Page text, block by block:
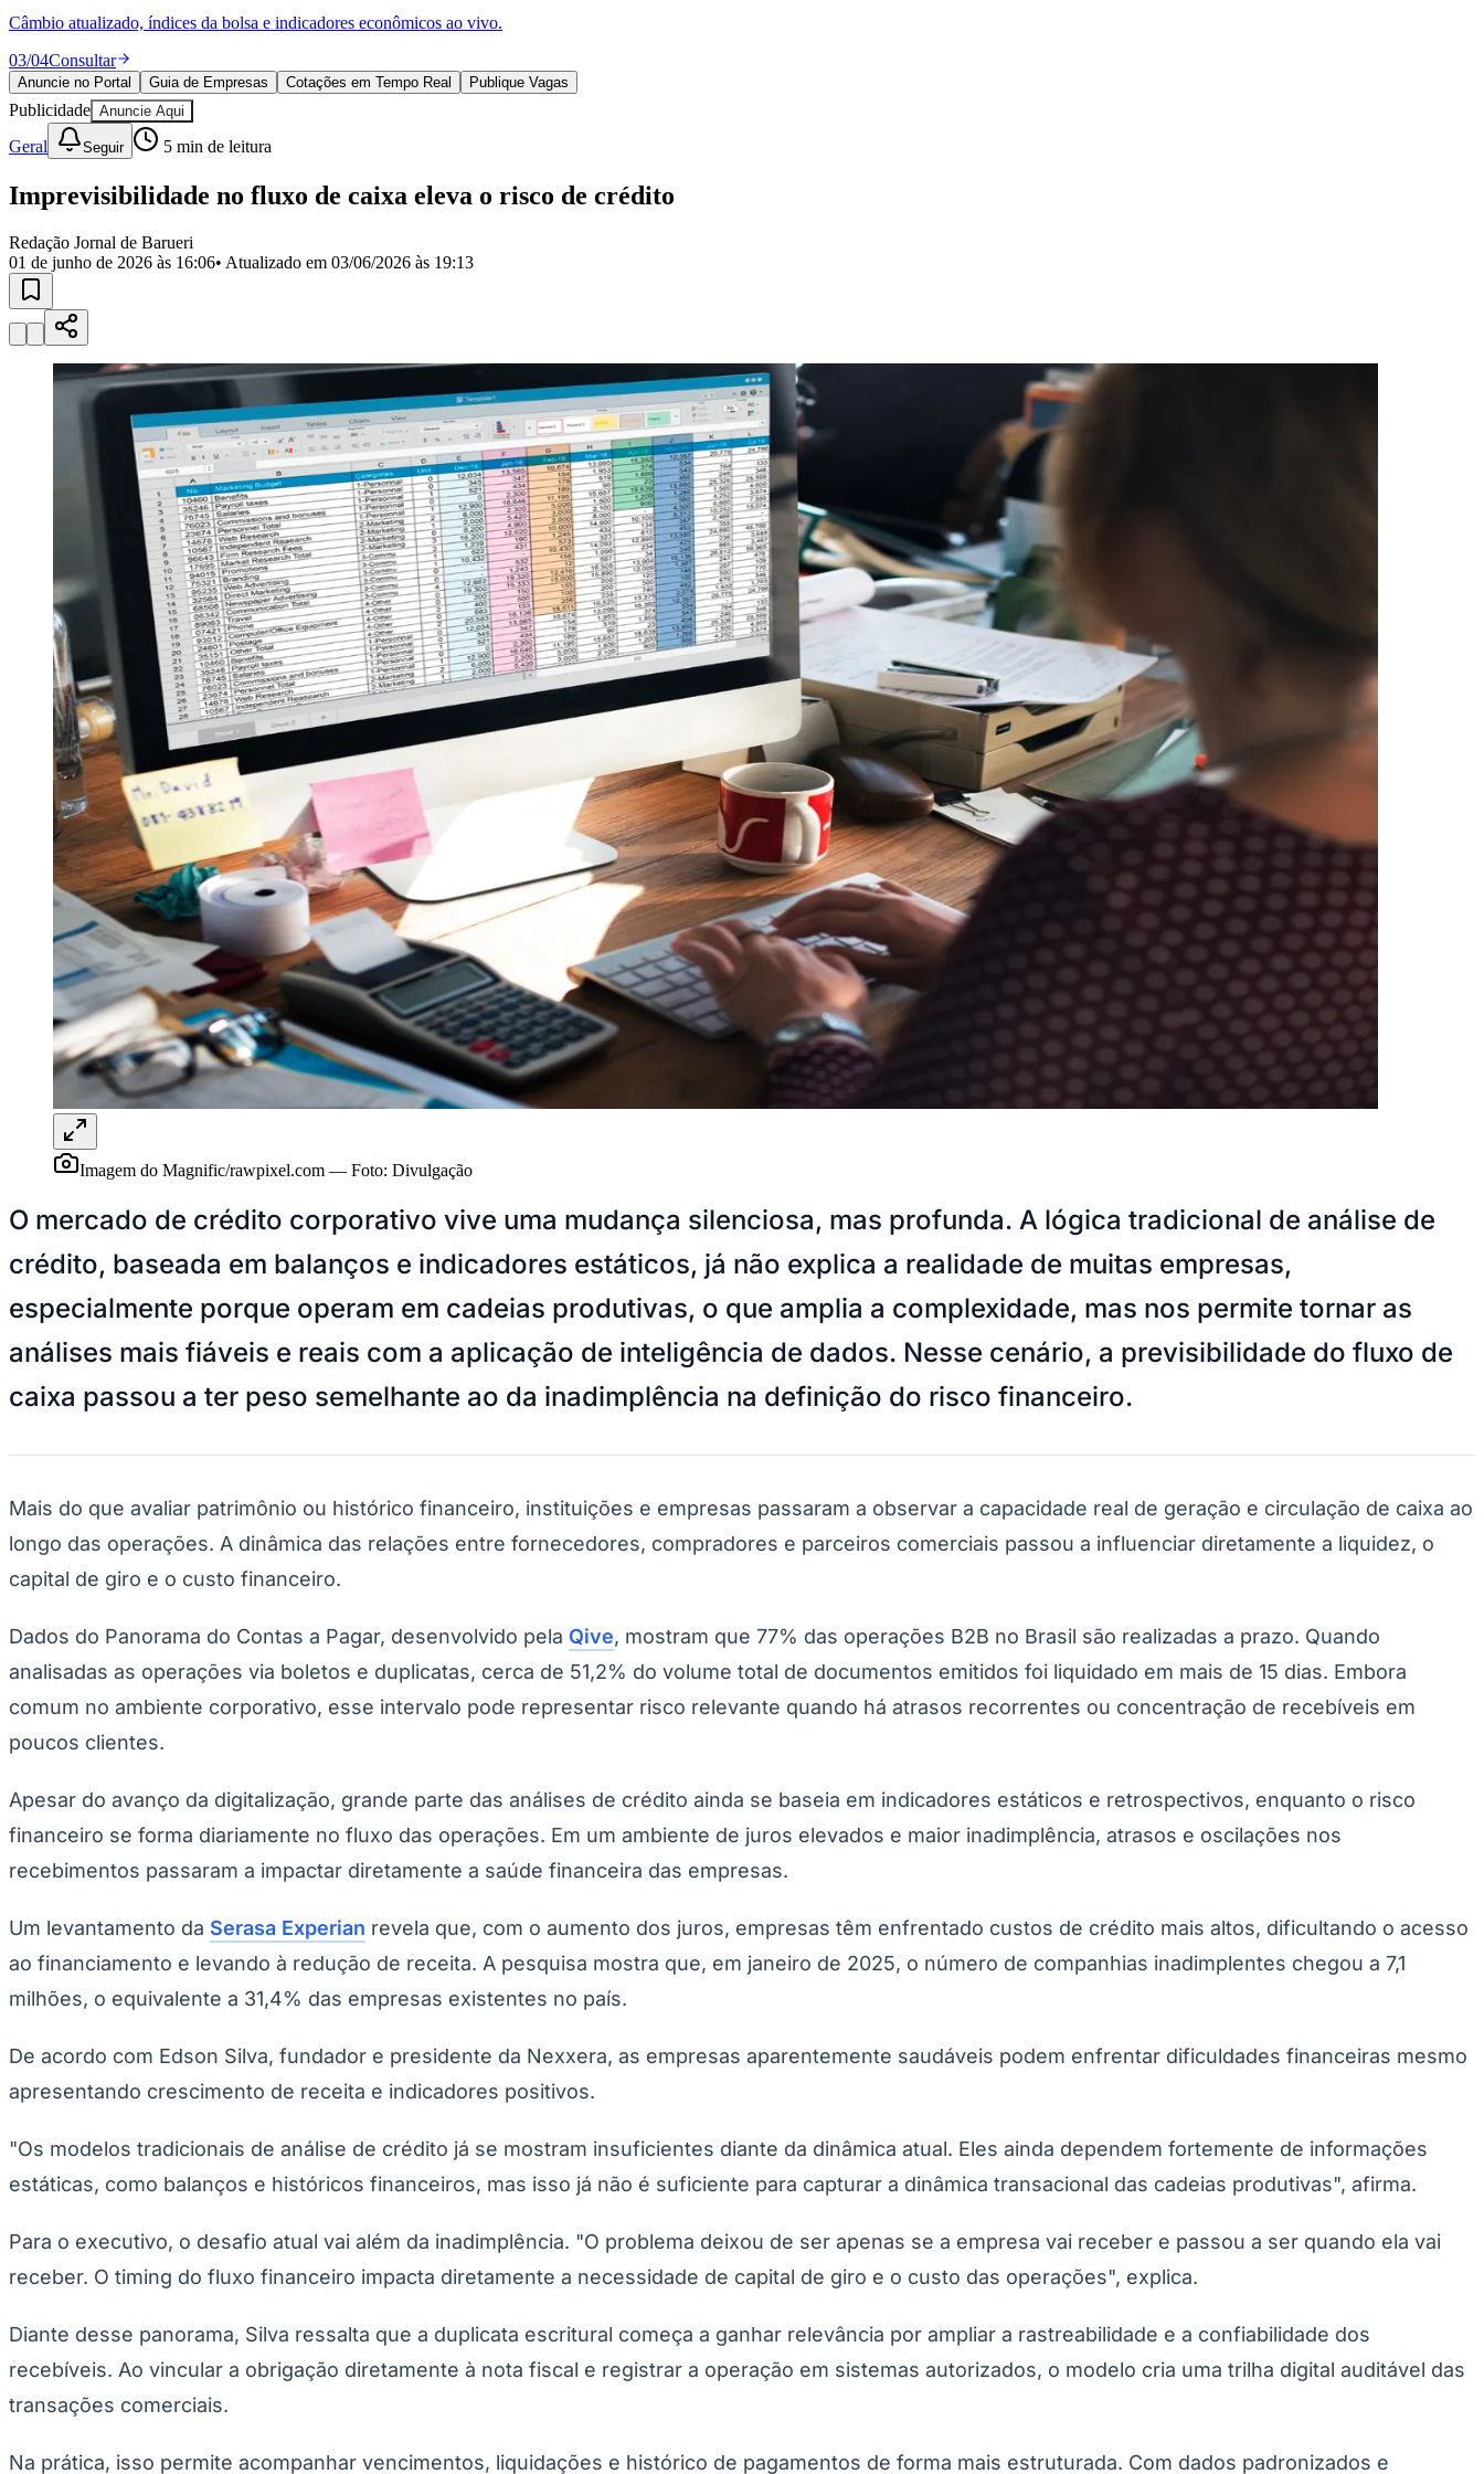
Eleições
Esportes
Saúde
Segurança
Cultura
Meio Ambiente
Obras
Bairros de Barueri
Selecione sua regiãoPara notícias da sua região
AldeiaAldeia da Serra
Militar Itapevi
CristinaJardim Maria Helena
AldeinhaOsascoParque dos CamargosParque ImperialParque Santa LuziaParque VianaPirapora do Bom JesusRecanto PhrynéaSantana de ParnaíbaSilveiraTamboréVale do SolVila BarrosVila Boa Vista
CondeVila Engenho Novo Vila Márcia Vila Nossa Sra. da EscadaVila PortoVotupoca
Para Sua Empresa
Anuncie no Portal
Guia de Empresas
Divulgar Vagas Novo
Publicidade Legal
Negócios Regionais
Segurança Regional
Hospitais Estaduais
Parques & Represas
Cidades da Região
Santana de Parnaíba
OsascoCarapicuíbaJandiraItapeviCotiaPirapora do Bom JesusAraçariguama CaieirasFranco da RochaFrancisco Morato Taboão da SerraEmbu das Artes
Para Sua Empresa
Anuncie Regional
Guia de Empresas
Vagas na Região
Novo
Hub de Negócios
Guia Comercial
Selo Verificado
Portal Educacional
Agenda de Vestibulares
Vagas de Emprego
Concursos
Panorama Econômico
Panorama Econômico
Para Sua Empresa
Anuncie no Portal
Verificar EmpresaNovo
Anunciar Vagas
Publicidade Legal
NBA
Fórmula 1
Tênis (ATP)
NHL
Atletismo
Vôlei
NBB
Competições de Futebol
Brasileirão Série B
Copa do Brasil
Libertadores
Sul-Americana
Copa América
Champions League
Premier League
Bundesliga
Corinthians Palmeiras
Câmbio atualizado, índices da bolsa e indicadores econômicos ao vivo.
03/04Consultar
Anuncie no Portal Guia de Empresas Cotações em Tempo Real Publique Vagas
Publicidade Anuncie Aqui
Geral Seguir 5 min de leitura
Imprevisibilidade no fluxo de caixa eleva o risco de crédito
Redação Jornal de Barueri
01 de junho de 2026 às 16:06• Atualizado em 03/06/2026 às 19:13
Imagem do Magnific/rawpixel.com — Foto: Divulgação
O mercado de crédito corporativo vive uma mudança silenciosa, mas profunda. A lógica tradicional de análise de
crédito, baseada em balanços e indicadores estáticos, já não explica a realidade de muitas empresas,
especialmente porque operam em cadeias produtivas, o que amplia a complexidade, mas nos permite tornar as
análises mais fiáveis e reais com a aplicação de inteligência de dados. Nesse cenário, a previsibilidade do fluxo de
caixa passou a ter peso semelhante ao da inadimplência na definição do risco financeiro.
Mais do que avaliar patrimônio ou histórico financeiro, instituições e empresas passaram a observar a capacidade real de geração e circulação de caixa ao
longo das operações. A dinâmica das relações entre fornecedores, compradores e parceiros comerciais passou a influenciar diretamente a liquidez, o
capital de giro e o custo financeiro.
Dados do Panorama do Contas a Pagar, desenvolvido pela Qive, mostram que 77% das operações B2B no Brasil são realizadas a prazo. Quando
analisadas as operações via boletos e duplicatas, cerca de 51,2% do volume total de documentos emitidos foi liquidado em mais de 15 dias. Embora
comum no ambiente corporativo, esse intervalo pode representar risco relevante quando há atrasos recorrentes ou concentração de recebíveis em
poucos clientes.
Apesar do avanço da digitalização, grande parte das análises de crédito ainda se baseia em indicadores estáticos e retrospectivos, enquanto o risco
financeiro se forma diariamente no fluxo das operações. Em um ambiente de juros elevados e maior inadimplência, atrasos e oscilações nos
recebimentos passaram a impactar diretamente a saúde financeira das empresas.
Um levantamento da Serasa Experian revela que, com o aumento dos juros, empresas têm enfrentado custos de crédito mais altos, dificultando o acesso
ao financiamento e levando à redução de receita. A pesquisa mostra que, em janeiro de 2025, o número de companhias inadimplentes chegou a 7,1
milhões, o equivalente a 31,4% das empresas existentes no país.
De acordo com Edson Silva, fundador e presidente da Nexxera, as empresas aparentemente saudáveis podem enfrentar dificuldades financeiras mesmo
apresentando crescimento de receita e indicadores positivos.
"Os modelos tradicionais de análise de crédito já se mostram insuficientes diante da dinâmica atual. Eles ainda dependem fortemente de informações
estáticas, como balanços e históricos financeiros, mas isso já não é suficiente para capturar a dinâmica transacional das cadeias produtivas", afirma.
Para o executivo, o desafio atual vai além da inadimplência. "O problema deixou de ser apenas se a empresa vai receber e passou a ser quando ela vai
receber. O timing do fluxo financeiro impacta diretamente a necessidade de capital de giro e o custo das operações", explica.
Diante desse panorama, Silva ressalta que a duplicata escritural começa a ganhar relevância por ampliar a rastreabilidade e a confiabilidade dos
recebíveis. Ao vincular a obrigação diretamente à nota fiscal e registrar a operação em sistemas autorizados, o modelo cria uma trilha digital auditável das
transações comerciais.
Na prática, isso permite acompanhar vencimentos, liquidações e histórico de pagamentos de forma mais estruturada. Com dados padronizados e